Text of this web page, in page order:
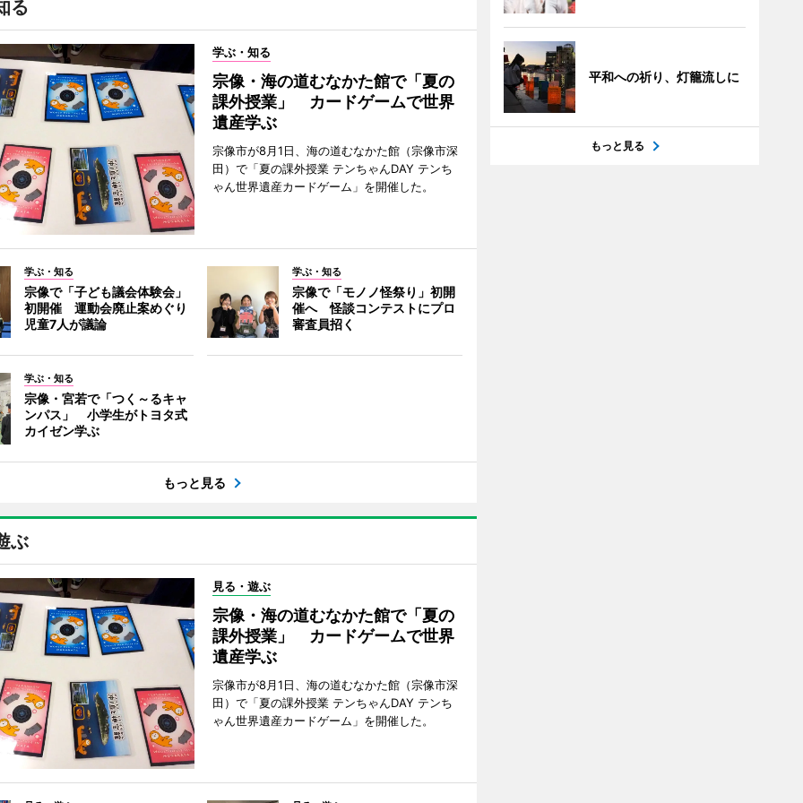
る
学ぶ・知る
宗像・海の道むなかた館で「夏の
課外授業」 カードゲームで世界
遺産学ぶ
宗像市が8月1日、海の道むなかた館（宗像市深
田）で「夏の課外授業 テンちゃんDAY テンち
ゃん世界遺産カードゲーム」を開催した。
学ぶ・知る
宗像で「子ども議会体験会」
初開催 運動会廃止案めぐり
児童7人が議論
学ぶ・知る
宗像で「モノノ怪祭り」初開
催へ 怪談コンテストにプロ
審査員招く
学ぶ・知る
宗像・宮若で「つく～るキャ
ンパス」 小学生がトヨタ式
カイゼン学ぶ
もっと見る
ぶ
見る・遊ぶ
宗像・海の道むなかた館で「夏の
課外授業」 カードゲームで世界
遺産学ぶ
宗像市が8月1日、海の道むなかた館（宗像市深
田）で「夏の課外授業 テンちゃんDAY テンち
ゃん世界遺産カードゲーム」を開催した。
平和への祈り、灯籠流しに
もっと見る